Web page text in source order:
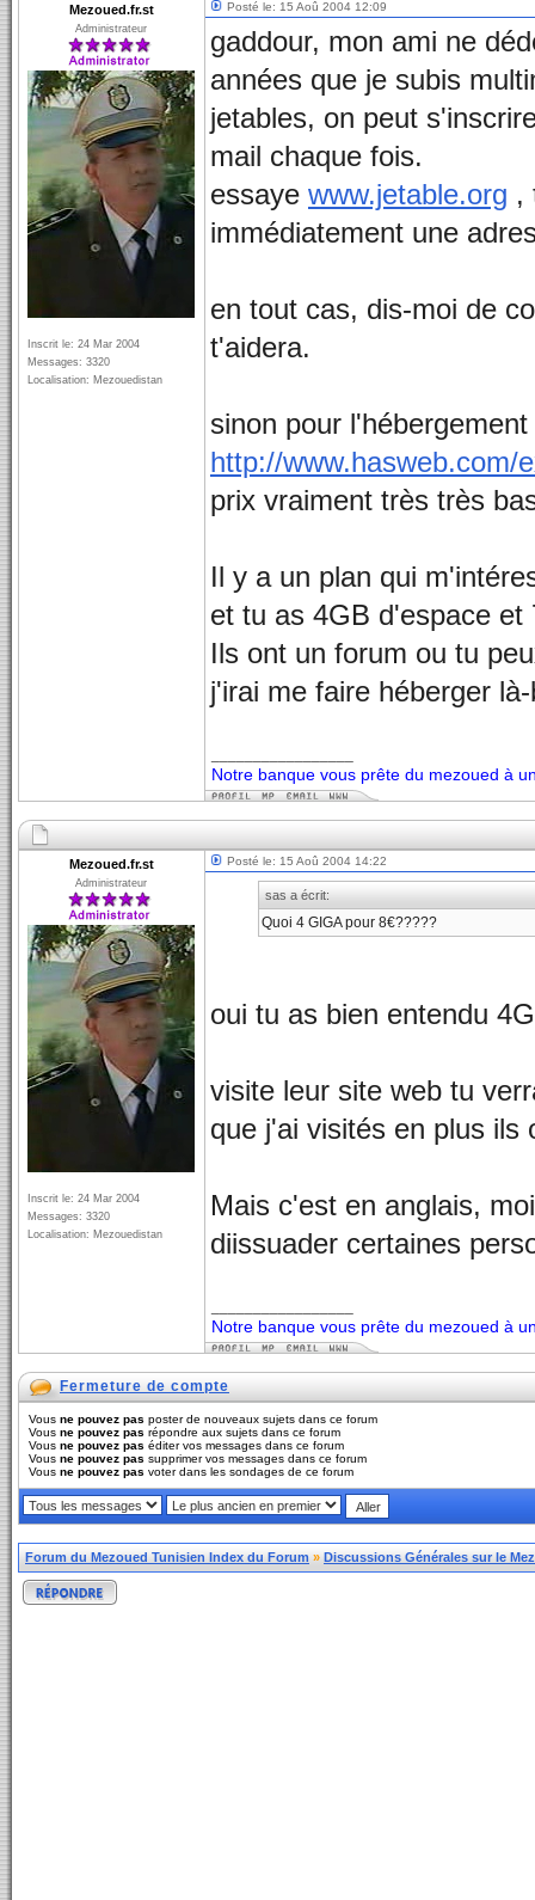
Mezoued.fr.st
Administrateur
Inscrit le: 24 Mar 2004
Messages: 3320
Localisation: Mezouedistan
Posté le: 15 Aoû 2004 12:09
gaddour, mon ami ne
années que je subis
jetables, on peut
mail chaque fois.
essaye www.jetable.org ,
immédiatement une
en tout cas, dis-moi de
t'aidera.
sinon pour
http://www.hasweb.com/
prix vraiment très très
Il y a un plan qui
et tu as 4GB d'espace
Ils ont un forum ou tu
j'irai me faire héberger
Notre banque vous prête du mezoued à
Mezoued.fr.st
Administrateur
Inscrit le: 24 Mar 2004
Messages: 3320
Localisation: Mezouedistan
Posté le: 15 Aoû 2004 14:22
sas a écrit:
Quoi 4 GIGA pour 8€?????
oui tu as bien entendu
visite leur site web tu
que j'ai visités en plus ils
Mais c'est en anglais,
diissuader certaines
Notre banque vous prête du mezoued à
Fermeture de compte
Vous ne pouvez pas poster de nouveaux sujets dans ce forum
Vous ne pouvez pas répondre aux sujets dans ce forum
Vous ne pouvez pas éditer vos messages dans ce forum
Vous ne pouvez pas supprimer vos messages dans ce forum
Vous ne pouvez pas voter dans les sondages de ce forum
Forum du Mezoued Tunisien Index du Forum » Discussions Générales sur le